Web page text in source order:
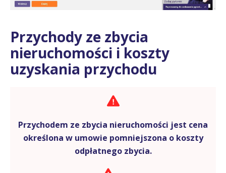
Przychody ze zbycia
nieruchomości i koszty
uzyskania przychodu
Przychodem ze zbycia nieruchomości jest cena
określona w umowie pomniejszona o koszty
odpłatnego zbycia.